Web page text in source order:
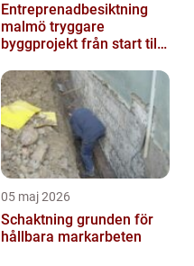
Entreprenadbesiktning
malmö tryggare
byggprojekt från start till
05 maj 2026
Schaktning grunden för
hållbara markarbeten